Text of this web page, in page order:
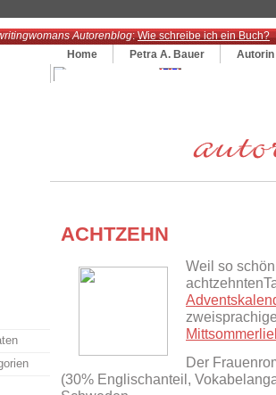
Autorenblog:Wie schreibe ich ein Buch?
Home
Petra A. Bauer Autorin
ACHTZEHN
Weil so
Der
(30% Englischanteil,